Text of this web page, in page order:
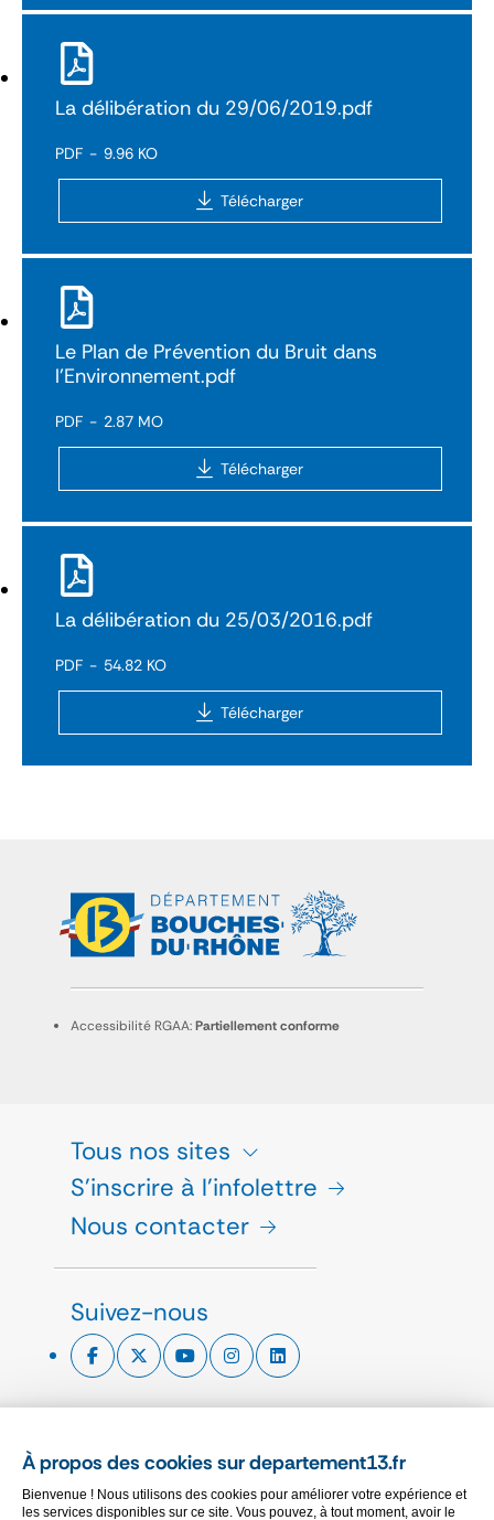
À propos des cookies sur departement13.fr
Bienvenue ! Nous utilisons des cookies pour améliorer votre expérience et
les services disponibles sur ce site. Vous pouvez, à tout moment, avoir le
La délibération du 29/06/2019.pdf
PDF 9.96 KO
Télécharger
Le Plan de Prévention du Bruit dans
l’Environnement.pdf
PDF 2.87 MO
Télécharger
La délibération du 25/03/2016.pdf
PDF 54.82 KO
Télécharger
Accessibilité RGAA:Partiellement conforme
Tous nos sites
S'inscrire à l'infolettre
Nous contacter
Suivez-nous
CHARTE GRAPHIQUE
MARCHÉS PUBLICS